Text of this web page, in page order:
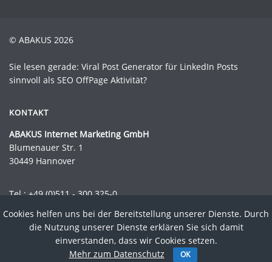
© ABAKUS 2026
Sie lesen gerade: Viral Post Generator für LinkedIn Posts
sinnvoll als SEO OffPage Aktivität?
KONTAKT
ABAKUS Internet Marketing GmbH
Blumenauer Str. 1
30449 Hannover
Tel.: +49 (0)511 - 300 325-0
Mail:info@abakus-internet-marketing.de
Datenschutz AGB Newsletter Kontakt Sitemap
Cookies helfen uns bei der Bereitstellung unserer Dienste. Durch
die Nutzung unserer Dienste erklären Sie sich damit
einverstanden, dass wir Cookies setzen.
Mehr zum Datenschutz
OK